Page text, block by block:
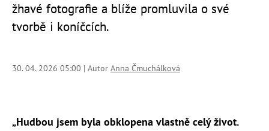
žhavé fotografie a blíže promluvila o své
tvorbě i koníčcích.
30. 04. 2026 05:00 | Autor Anna Čmuchálková
„Hudbou jsem byla obklopena vlastně celý život.